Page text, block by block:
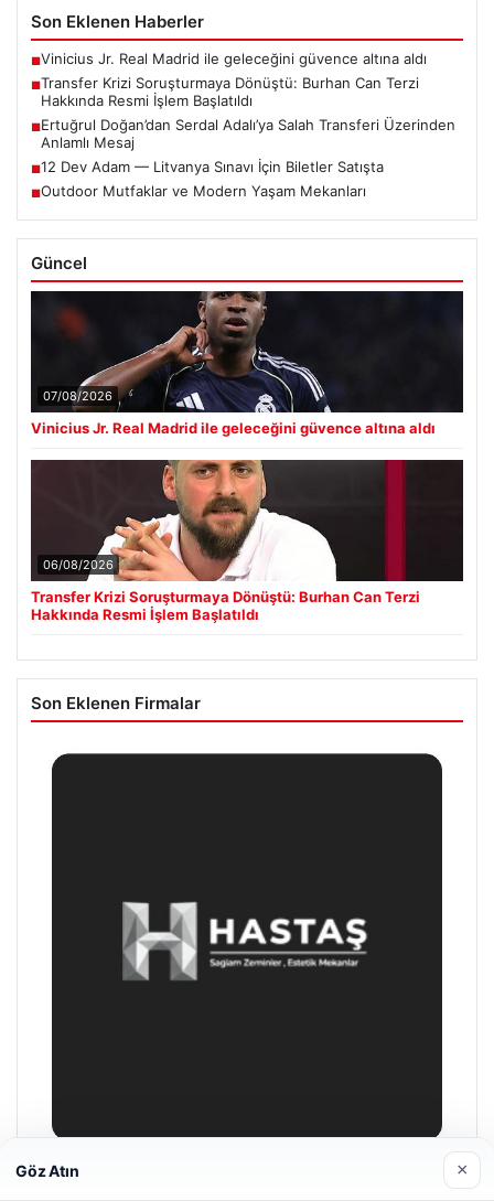
Son Eklenen Haberler
■Vinicius Jr. Real Madrid ile geleceğini güvence altına aldı
■Transfer Krizi Soruşturmaya Dönüştü: Burhan Can Terzi
Hakkında Resmi İşlem Başlatıldı
■Ertuğrul Doğan’dan Serdal Adalı’ya Salah Transferi Üzerinden
Anlamlı Mesaj
■12 Dev Adam — Litvanya Sınavı İçin Biletler Satışta
■Outdoor Mutfaklar ve Modern Yaşam Mekanları
Güncel
07/08/2026
Vinicius Jr. Real Madrid ile geleceğini güvence altına aldı
06/08/2026
Transfer Krizi Soruşturmaya Dönüştü: Burhan Can Terzi
Hakkında Resmi İşlem Başlatıldı
Son Eklenen Firmalar
Göz Atın ×